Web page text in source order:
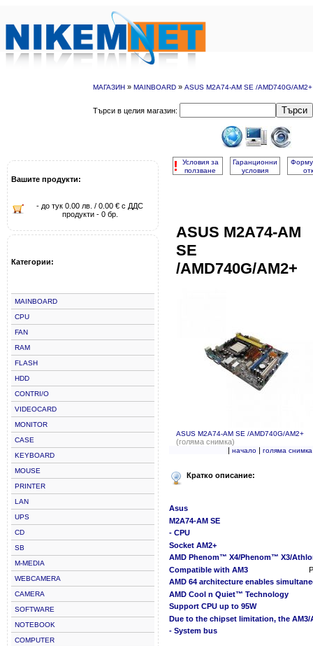
МАГАЗИН » MAINBOARD » ASUS M2A74-AM SE /AMD740G/AM2+
Търси в целия магазин: Търси
Вашите продукти:
- до тук 0.00 лв. / 0.00 € с ДДС
продукти - 0 бр.
Категории:
MAINBOARD
CPU
FAN
RAM
FLASH
HDD
CONTRI/O
VIDEOCARD
MONITOR
CASE
KEYBOARD
MOUSE
PRINTER
LAN
UPS
CD
SB
M-MEDIA
WEBCAMERA
CAMERA
SOFTWARE
NOTEBOOK
COMPUTER
!
Условия за
ползване
Гаранционни
условия
ASUS M2A74-AM
SE
/AMD740G/AM2+
ASUS M2A74-AM SE /AMD740G/AM2+
(голяма снимка)
| начало| голяма снимка
Кратко описание:
Asus
M2A74-AM SE
- CPU
Socket AM2+
AMD Phenom™ X4/Phenom™ X3/
Compatible with AM3
AMD 64 architecture enables
AMD Cool n Quiet™ Technology
Support CPU up to 95W
Due to the chipset limitation, the AM3/
- System bus